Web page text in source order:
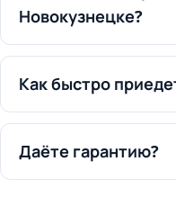
Новокузнецке?
Как быстро
Даёте гарантию?